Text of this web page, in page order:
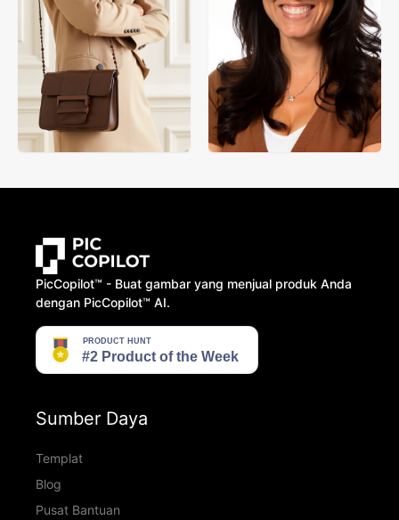
PicCopilot™️ - Buat gambar yang menjual produk Anda
dengan PicCopilot™️ AI.
Sumber Daya
Templat
Blog
Pusat Bantuan